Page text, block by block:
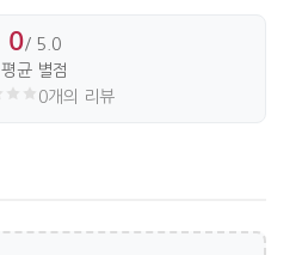
0/ 5.0
평균 별점
0개의 리뷰